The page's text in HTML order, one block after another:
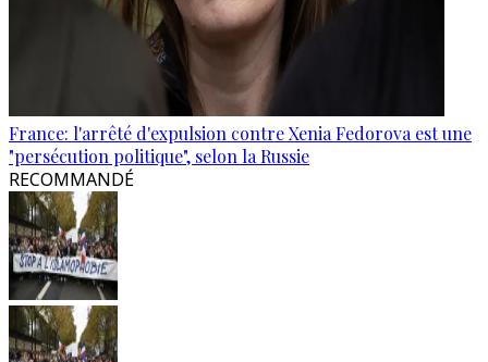
France: l'arrêté d'expulsion contre Xenia Fedorova est une
"persécution politique", selon la Russie
RECOMMANDÉ